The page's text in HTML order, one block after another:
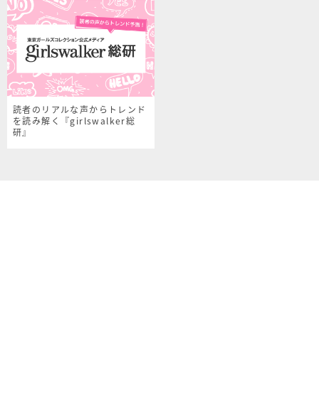
読者のリアルな声からトレンド
を読み解く『girlswalker総
研』